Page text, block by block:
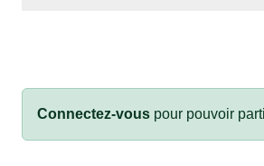
Connectez-vous pour pouvoir